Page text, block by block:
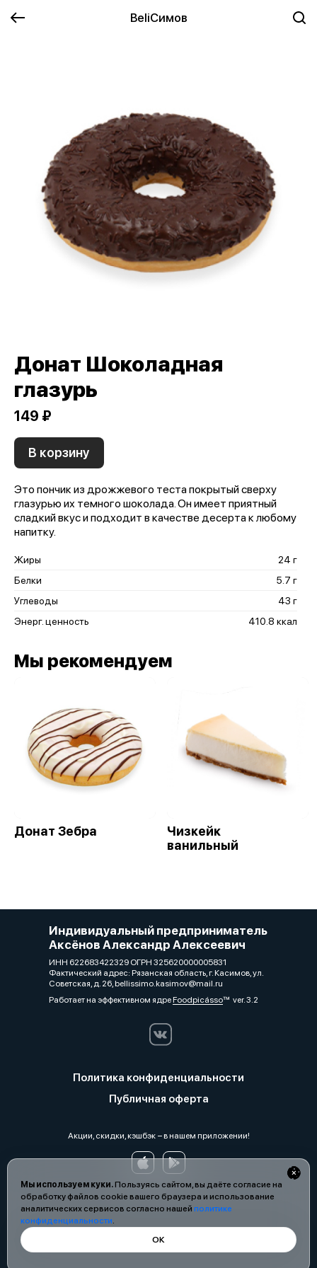
BeliСимов
Мы используем куки.Пользуясь сайтом, вы даёте согласие на
обработку файлов cookie вашего браузера и использование
аналитических сервисов согласно нашей политике
конфиденциальности.
ОК
Донат Шоколадная
глазурь
149 ₽
В корзину
Это пончик из дрожжевого теста покрытый сверху
глазурью их темного шоколада. Он имеет приятный
сладкий вкус и подходит в качестве десерта к любому
напитку.
Жиры
24 г
Белки
5.7 г
Углеводы
43 г
Энерг. ценность
410.8 ккал
Мы рекомендуем
Донат Зебра
Чизкейк
ванильный
Индивидуальный предприниматель
Аксёнов Александр Алексеевич
ИНН 622683422329 ОГРН 325620000005831
Фактический адрес: Рязанская область, г. Касимов, ул.
Советская, д. 26, bellissimo.kasimov@mail.ru
Работает на эффективном ядреFoodpicássover. 3.2
Политика конфиденциальности
Публичная оферта
Акции, скидки, кэшбэк − в нашем приложении!